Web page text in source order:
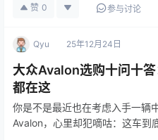
止。今天咱们就来聊聊关于
赞 0 参与讨论
Qyu 25年12月24日
大众Avalon选购十问十
都在这
你是不是最近也在考虑入手一辆
Avalon，心里却犯嘀咕：这车到